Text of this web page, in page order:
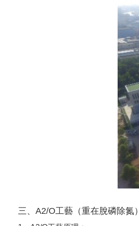
三、A2/O工藝（重在脫磷除氮）